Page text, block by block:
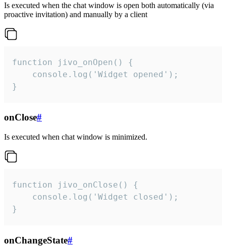
Is executed when the chat window is open both automatically (via
proactive invitation) and manually by a client
function jivo_onOpen() {
    console.log('Widget opened');
}
onClose#
Is executed when chat window is minimized.
function jivo_onClose() {
    console.log('Widget closed');
}
onChangeState#